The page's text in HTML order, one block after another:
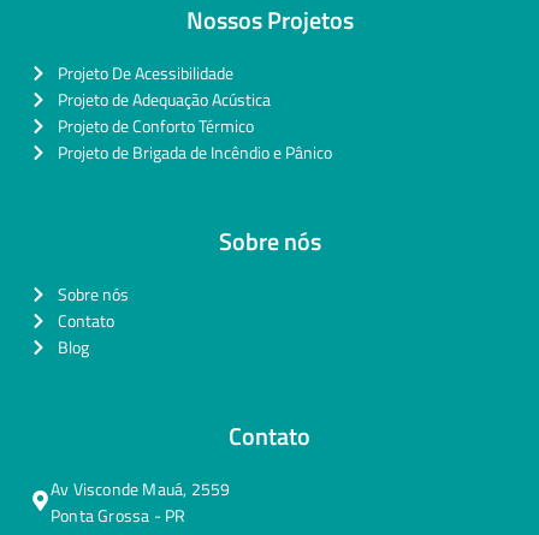
Nossos Projetos
Projeto De Acessibilidade
Projeto de Adequação Acústica
Projeto de Conforto Térmico
Projeto de Brigada de Incêndio e Pânico
Sobre nós
Sobre nós
Contato
Blog
Contato
Av Visconde Mauá, 2559
Ponta Grossa - PR